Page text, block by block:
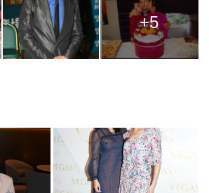
+5